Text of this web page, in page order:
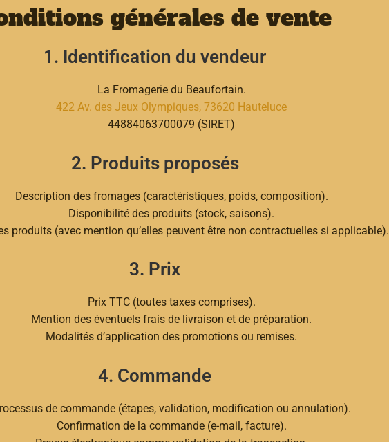
générales de vente
1. Identification du vendeur
La Fromagerie du Beaufortain.
422 Av. des Jeux Olympiques, 73620 Hauteluce
44884063700079 (SIRET)
2. Produits proposés
Description des fromages (caractéristiques, poids, composition).
Disponibilité des produits (stock, saisons).
produits (avec mention qu’elles peuvent être non contractuelles si applicable).
3. Prix
Prix TTC (toutes taxes comprises).
Mention des éventuels frais de livraison et de préparation.
Modalités d’application des promotions ou remises.
4. Commande
de commande (étapes, validation, modification ou annulation).
Confirmation de la commande (e-mail, facture).